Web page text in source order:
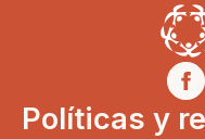
Políticas y